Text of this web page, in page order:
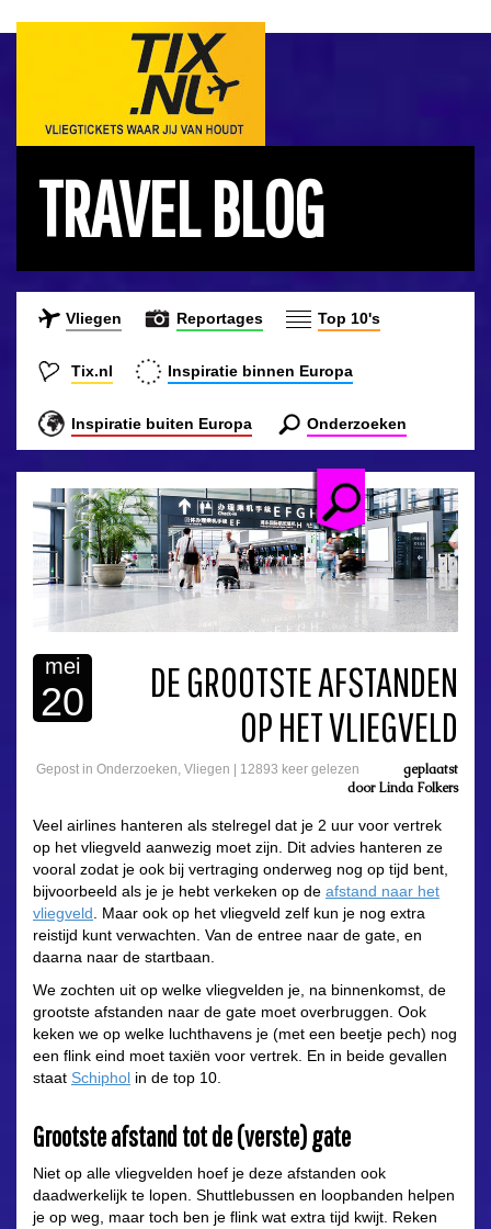
TRAVEL BLOG
Vliegen Reportages Top 10's
Tix.nl Inspiratie binnen Europa
Inspiratie buiten Europa Onderzoeken
mei
20
DE GROOTSTE AFSTANDEN
OP HET VLIEGVELD
Gepost in Onderzoeken, Vliegen 12893 keer gelezen
geplaatst
doorLinda Folkers
Veel airlines hanteren als stelregel dat je 2 uur voor vertrek
op het vliegveld aanwezig moet zijn. Dit advies hanteren ze
vooral zodat je ook bij vertraging onderweg nog op tijd bent,
bijvoorbeeld als je je hebt verkeken op de afstand naar het
vliegveld . Maar ook op het vliegveld zelf kun je nog extra
reistijd kunt verwachten. Van de entree naar de gate, en
daarna naar de startbaan.
We zochten uit op welke vliegvelden je, na binnenkomst, de
grootste afstanden naar de gate moet overbruggen. Ook
keken we op welke luchthavens je (met een beetje pech) nog
een flink eind moet taxiën voor vertrek. En in beide gevallen
staat Schiphol in de top 10.
Grootste afstand tot de (verste) gate
Niet op alle vliegvelden hoef je deze afstanden ook
daadwerkelijk te lopen. Shuttlebussen en loopbanden helpen
je op weg, maar toch ben je flink wat extra tijd kwijt. Reken